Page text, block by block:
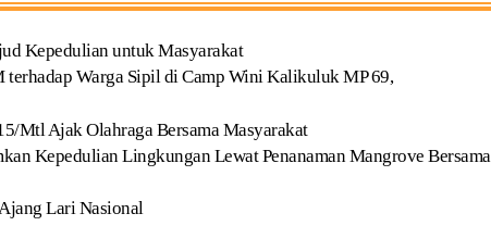
Kepedulian untuk Masyarakat
terhadap Warga Sipil di Camp Wini Kalikuluk MP 69,
Mtl Ajak Olahraga Bersama Masyarakat
Kepedulian Lingkungan Lewat Penanaman Mangrove Bersama
Lari Nasional